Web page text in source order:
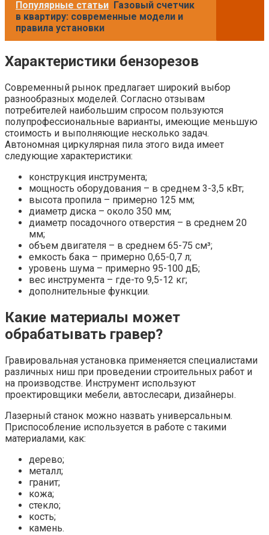
Популярные статьи Газовый счетчик
в квартиру: современные модели и
правила установки
Характеристики бензорезов
Современный рынок предлагает широкий выбор
разнообразных моделей. Согласно отзывам
потребителей наибольшим спросом пользуются
полупрофессиональные варианты, имеющие меньшую
стоимость и выполняющие несколько задач.
Автономная циркулярная пила этого вида имеет
следующие характеристики:
конструкция инструмента;
мощность оборудования – в среднем 3-3,5 кВт;
высота пропила – примерно 125 мм;
диаметр диска – около 350 мм;
диаметр посадочного отверстия – в среднем 20
мм;
объем двигателя – в среднем 65-75 см³;
емкость бака – примерно 0,65-0,7 л;
уровень шума – примерно 95-100 дБ;
вес инструмента – где-то 9,5-12 кг;
дополнительные функции.
Какие материалы может
обрабатывать гравер?
Гравировальная установка применяется специалистами
различных ниш при проведении строительных работ и
на производстве. Инструмент используют
проектировщики мебели, автослесари, дизайнеры.
Лазерный станок можно назвать универсальным.
Приспособление используется в работе с такими
материалами, как:
дерево;
металл;
гранит;
кожа;
стекло;
кость;
камень.